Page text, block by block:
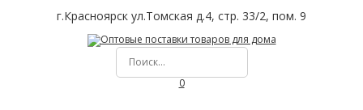
г.Красноярск ул.Томская д.4, стр. 33/2, пом. 9
0